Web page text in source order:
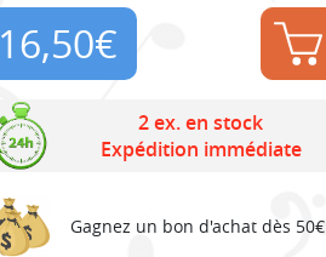
16,50€
2 ex. en stock
Expédition immédiate
Gagnez un bon d'achat dès 50€